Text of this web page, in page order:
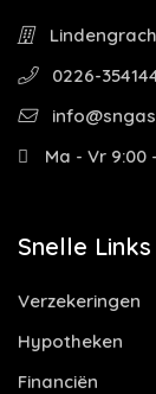
0226-
Ma - Vr 9:00
Snelle Links
Verzekeringen
Hypotheken
Financiën